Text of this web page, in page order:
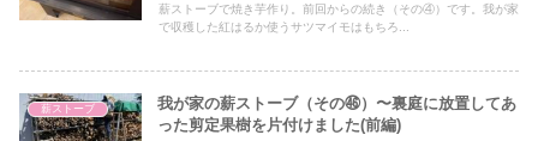
薪ストーブで焼き芋作り。前回からの続き（その④）です。我が家
で収穫した紅はるか使うサツマイモはもちろ...
薪ストーブ
我が家の薪ストーブ（その㊻）〜裏庭に放置してあ
った剪定果樹を片付けました(前編)